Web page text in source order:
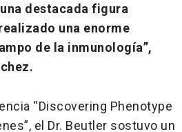
destacada figura
una enorme
de la inmunología”,
“Discovering Phenotype
el Dr. Beutler sostuvo un